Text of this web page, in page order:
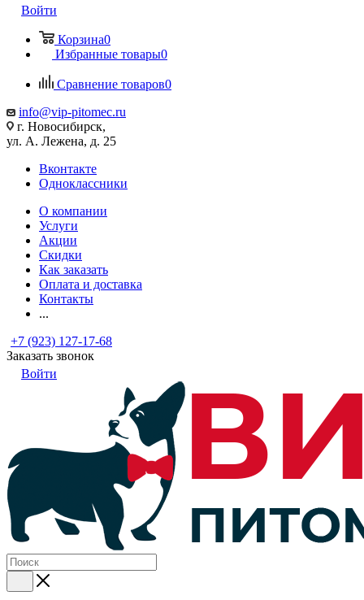
Войти
Корзина0
Избранные товары0
Сравнение товаров0
info@vip-pitomec.ru
г. Новосибирск,
ул. А. Лежена, д. 25
Вконтакте
Одноклассники
О компании
Услуги
Акции
Скидки
Как заказать
Оплата и доставка
Контакты
...
+7 (923) 127-17-68
Заказать звонок
Войти